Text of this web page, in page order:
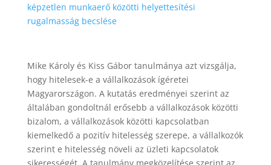
képzetlen munkaerő közötti helyettesítési
rugalmasság becslése
Mike Károly és Kiss Gábor tanulmánya azt vizsgálja,
hogy hitelesek-e a vállalkozások ígéretei
Magyarországon. A kutatás eredményei szerint az
általában gondoltnál erősebb a vállalkozások közötti
bizalom, a vállalkozások közötti kapcsolatban
kiemelkedő a pozitív hitelesség szerepe, a vállalkozók
szerint e hitelesség növeli az üzleti kapcsolatok